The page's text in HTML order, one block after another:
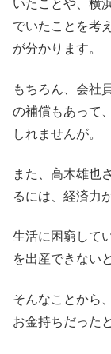
いたことや、横
でいたことを考
が分かります。
もちろん、会社
の補償もあって
しれませんが。
また、高木雄也
るには、経済力
生活に困窮して
を出産できない
そんなことから
お金持ちだった